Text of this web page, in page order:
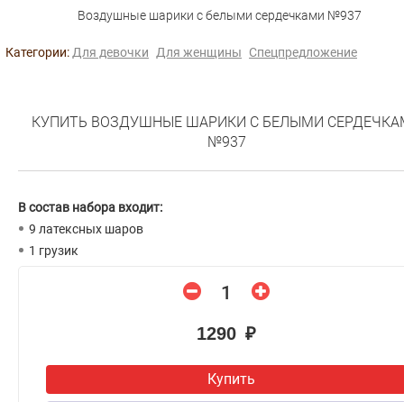
Воздушные шарики с белыми сердечками №937
Категории: Для девочки Для женщины Спецпредложение
КУПИТЬ ВОЗДУШНЫЕ ШАРИКИ С БЕЛЫМИ
№937
В состав набора входит:
9 латексных шаров
1 грузик
1290 ₽
Купить